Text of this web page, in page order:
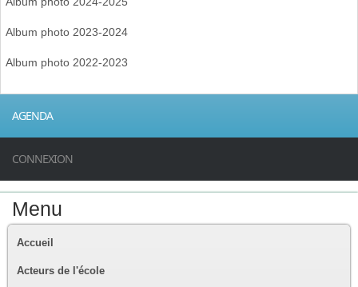
Album photo 2023-2024
Album photo 2022-2023
AGENDA
CONNEXION
Menu
Accueil
Acteurs de l'école